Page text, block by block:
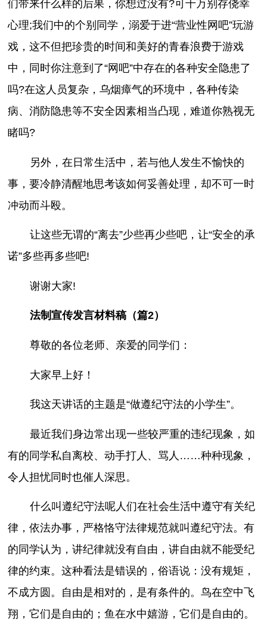
们带来什么样的后果，你想过没有?可千万别存侥幸
心理;我们中的个别同学，溺爱于进“营业性网吧”玩游
戏，这不但把珍贵的时间和美好的青春浪费于游戏
中，同时你注意到了“网吧”中存在的各种安全隐患了
吗?在这人员复杂，乌烟瘴气的环境中，各种传染
病、消防隐患等不安全因素相当凸现，难道你熟视无
睹吗?
另外，在日常生活中，若与他人发生不愉快的
事，要冷静清醒地思考该如何妥善处理，却不可一时
冲动而斗殴。
让这些无谓的“离去”少些再少些吧，让“安全的承
诺”多些再多些吧!
谢谢大家!
法制宣传发言材料稿（篇2）
尊敬的各位老师、亲爱的同学们：
大家早上好！
我这天讲话的主题是“做遵纪守法的小学生”。
最近我们身边常出现一些较严重的违纪现象，如
有的同学私自离校、动手打人、骂人……种种现象，
令人担忧同时也催人深思。
什么叫遵纪守法呢人们在社会生活中遵守有关纪
律，依法办事，严格恪守法律规范就叫遵纪守法。有
的同学认为，讲纪律就没有自由，讲自由就不能受纪
律的约束。这种看法是错误的，俗语说：没有规矩，
不成方圆。自由是相对的，是有条件的。鸟在空中飞
翔，它们是自由的；鱼在水中嬉游，它们是自由的。